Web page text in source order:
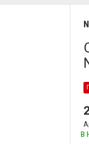
В